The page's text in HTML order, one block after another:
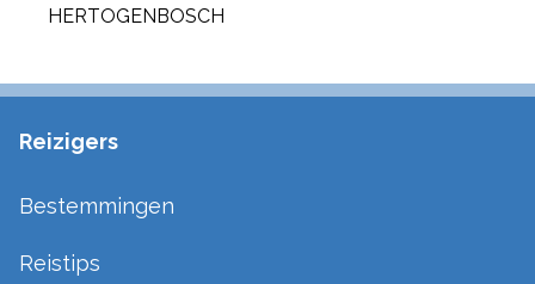
HERTOGENBOSCH
Reizigers
Bestemmingen
Reistips